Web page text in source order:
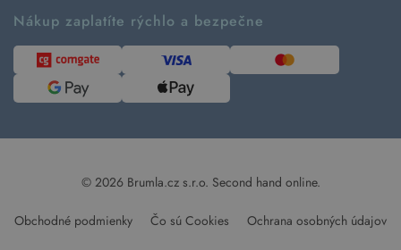
Kontakt
Blog
Pre médiá
Nákup zaplatíte rýchlo a bezpečne
© 2026 Brumla.cz s.r.o. Second hand online.
Obchodné podmienky Čo sú Cookies Ochrana osobných údajov